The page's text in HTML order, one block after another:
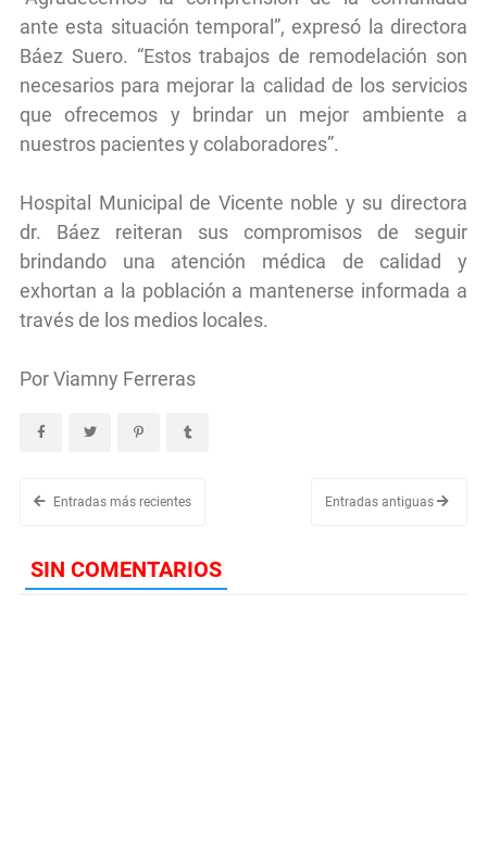
ante esta situación temporal”, expresó la directora
Báez Suero. “Estos trabajos de remodelación son
necesarios para mejorar la calidad de los servicios
que ofrecemos y brindar un mejor ambiente a
nuestros pacientes y colaboradores”.
Hospital Municipal de Vicente noble y su directora
dr. Báez reiteran sus compromisos de seguir
brindando una atención médica de calidad y
exhortan a la población a mantenerse informada a
través de los medios locales.
Por Viamny Ferreras
Entradas más recientes Entradas antiguas
SIN COMENTARIOS